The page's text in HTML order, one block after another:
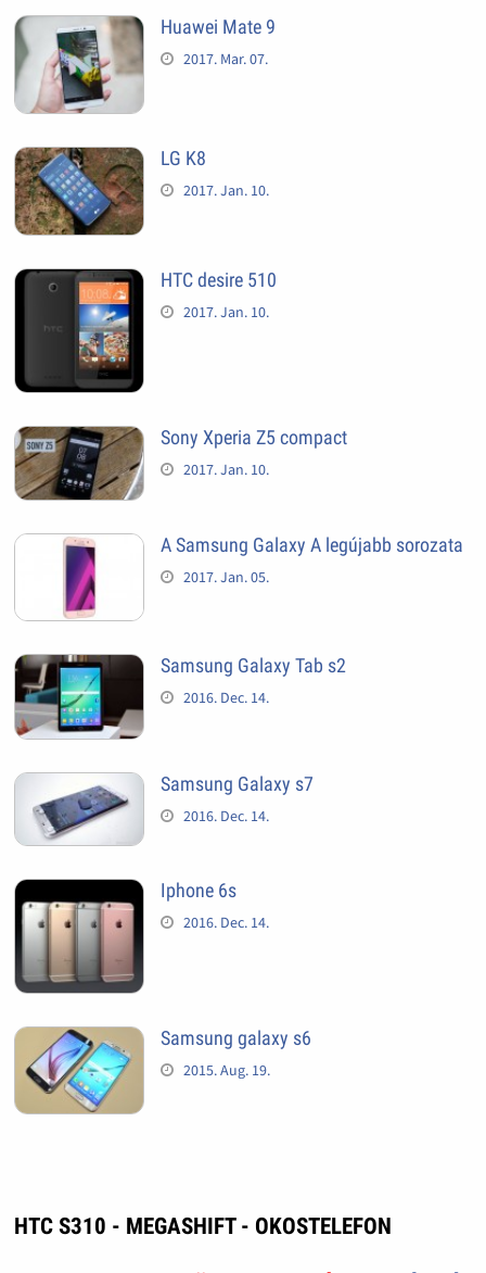
Huawei Mate 9
2017. Mar. 07.
LG K8
2017. Jan. 10.
HTC desire 510
2017. Jan. 10.
Sony Xperia Z5 compact
2017. Jan. 10.
A Samsung Galaxy A legújabb sorozata
2017. Jan. 05.
Samsung Galaxy Tab s2
2016. Dec. 14.
Samsung Galaxy s7
2016. Dec. 14.
Iphone 6s
2016. Dec. 14.
Samsung galaxy s6
2015. Aug. 19.
HTC S310 - MEGASHIFT - OKOSTELEFON